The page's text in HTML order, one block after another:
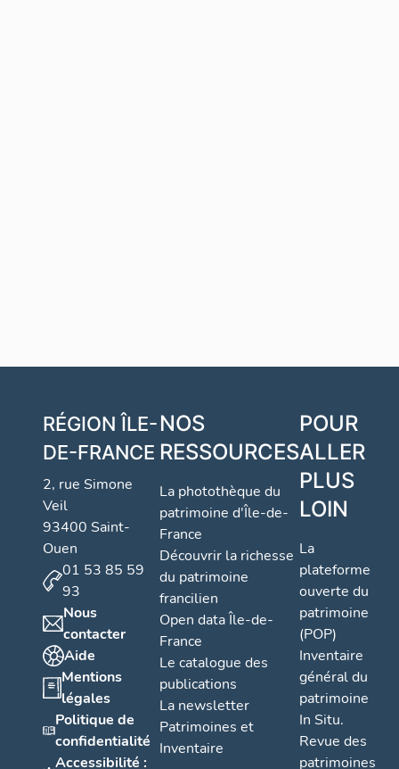
RÉGION ÎLE-
DE-FRANCE
2, rue Simone
Veil
93400 Saint-
Ouen
01 53 85 59
93
Nous
contacter
Aide
Mentions
légales
Politique de
confidentialité
Accessibilité :
NOS
RESSOURCES
La photothèque du
patrimoine d'Île-de-
France
Découvrir la richesse
du patrimoine
francilien
Open data Île-de-
France
Le catalogue des
publications
La newsletter
Patrimoines et
Inventaire
POUR
ALLER
PLUS
LOIN
La
plateforme
ouverte du
patrimoine
(POP)
Inventaire
général du
patrimoine
In Situ.
Revue des
patrimoines